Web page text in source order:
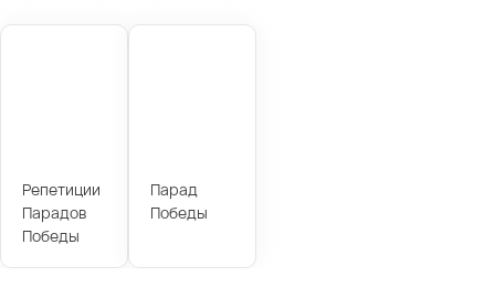
Репетиции
Парадов
Победы
Парад
Победы